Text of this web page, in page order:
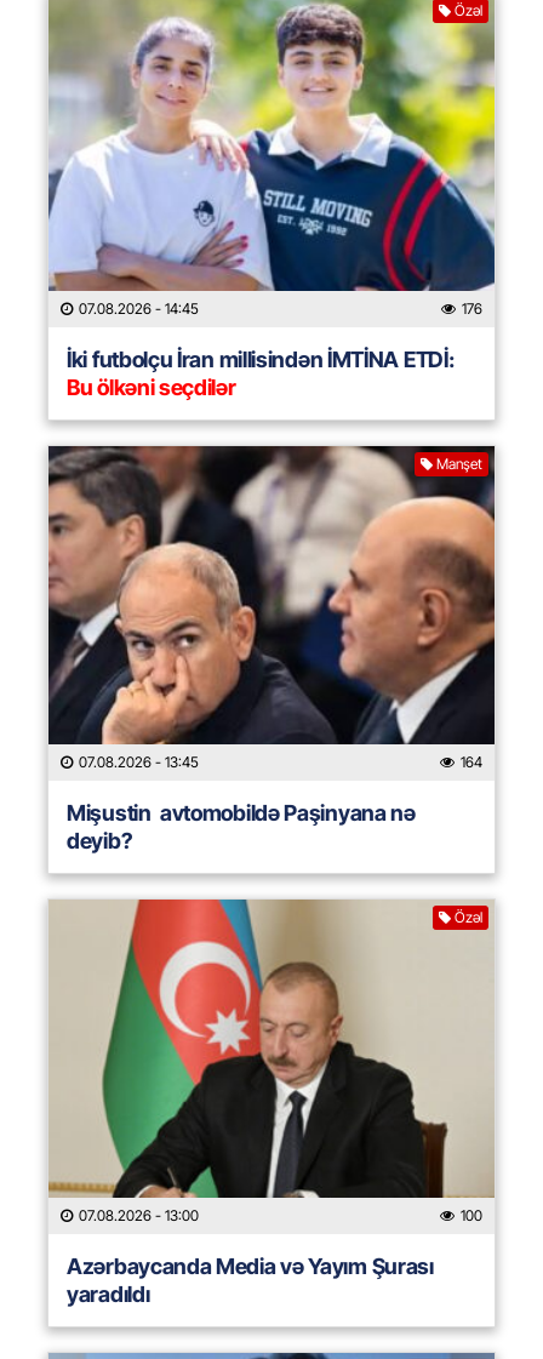
Özəl
07.08.2026 - 14:45 176
İki futbolçu İran millisindən İMTİNA ETDİ:
Bu ölkəni seçdilər
Manşet
07.08.2026 - 13:45 164
Mişustin avtomobildə Paşinyana nə
deyib?
Özəl
07.08.2026 - 13:00 100
Azərbaycanda Media və Yayım Şurası
yaradıldı